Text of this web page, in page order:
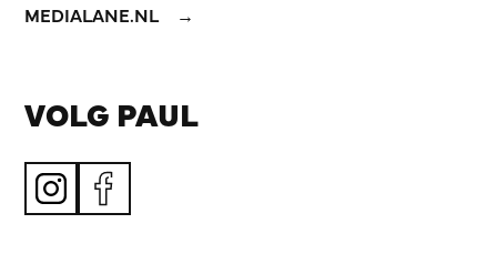
MEDIALANE.NL
VOLG PAUL